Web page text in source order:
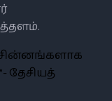
சின்னங்களாக
தேசியத்